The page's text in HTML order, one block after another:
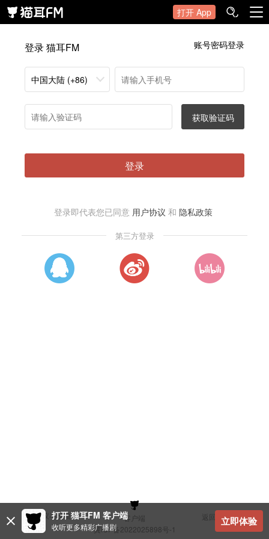
打开 App
登录 猫耳FM 账号密码登录
中国大陆 (+86)
获取验证码
登录
登录即代表您已同意 用户协议 和 隐私政策
第三方登录
建议与反馈 客户端
返回顶部
冀ICP备2022025898号-1
打开 猫耳FM 客户端
收听更多精彩广播剧 立即体验